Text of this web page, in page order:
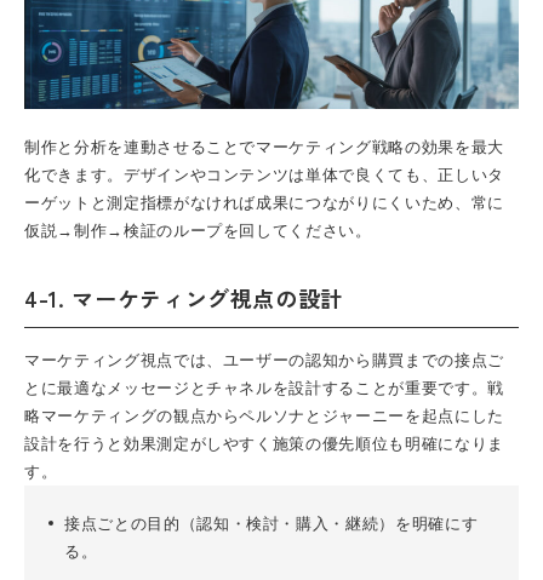
制作と分析を連動させることでマーケティング戦略の効果を最大
化できます。デザインやコンテンツは単体で良くても、正しいタ
ーゲットと測定指標がなければ成果につながりにくいため、常に
仮説→制作→検証のループを回してください。
4-1. マーケティング視点の設計
マーケティング視点では、ユーザーの認知から購買までの接点ご
とに最適なメッセージとチャネルを設計することが重要です。戦
略マーケティングの観点からペルソナとジャーニーを起点にした
設計を行うと効果測定がしやすく施策の優先順位も明確になりま
す。
接点ごとの目的（認知・検討・購入・継続）を明確にす
る。